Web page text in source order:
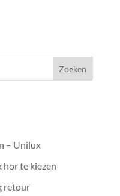
– Unilux
hor te kiezen
retour